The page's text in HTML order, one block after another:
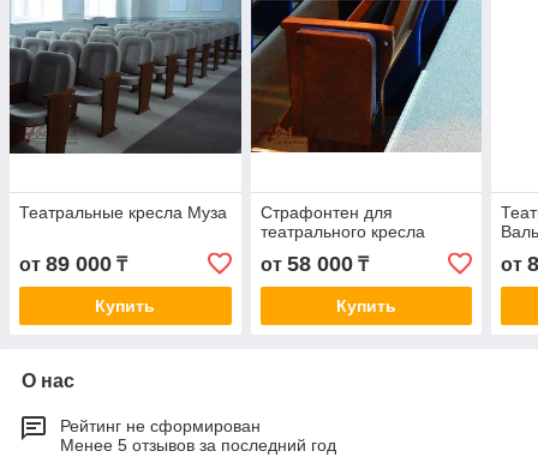
Театральные кресла Муза
от 89 000 ₸
Купить
Страфонтен для
театрального кресла
от 58 000₸
Купить
от
О нас
Рейтинг не сформирован
Менее 5 отзывов за последний год